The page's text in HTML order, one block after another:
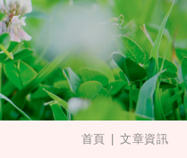
首頁 文章資訊